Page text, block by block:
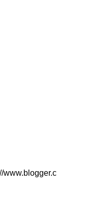
www.blogger.c